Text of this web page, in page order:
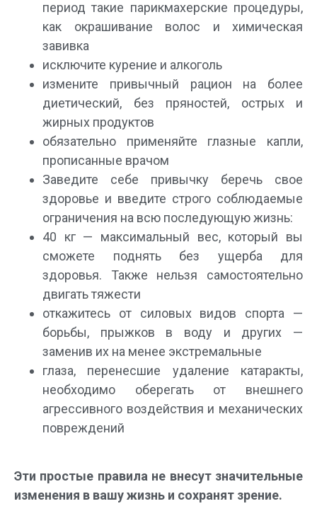
период такие парикмахерские процедуры,
как окрашивание волос и химическая
завивка
исключите курение и алкоголь
измените привычный рацион на более
диетический, без пряностей, острых и
жирных продуктов
обязательно применяйте глазные капли,
прописанные врачом
Заведите себе привычку беречь свое
здоровье и введите строго соблюдаемые
ограничения на всю последующую жизнь:
40 кг — максимальный вес, который вы
сможете поднять без ущерба для
здоровья. Также нельзя самостоятельно
двигать тяжести
откажитесь от силовых видов спорта —
борьбы, прыжков в воду и других —
заменив их на менее экстремальные
глаза, перенесшие удаление катаракты,
необходимо оберегать от внешнего
агрессивного воздействия и механических
повреждений
Эти простые правила не внесут значительные
изменения в вашу жизнь и сохранят зрение.